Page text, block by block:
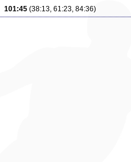
101:45 (38:13, 61:23, 84:36)